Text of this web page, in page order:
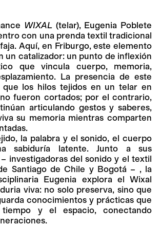
WIXAL (telar), Eugenia Poblete
con una prenda textil tradicional
Aquí, en Friburgo, este elemento
un catalizador: un punto de inflexión
que vincula cuerpo, memoria,
La presencia de este
los hilos tejidos en un telar en
fueron cortados; por el contrario,
articulando gestos y saberes,
su memoria mientras comparten
la palabra y el sonido, el cuerpo
sabiduría latente. Junto a sus
investigadoras del sonido y el textil
Santiago de Chile y Bogotá – , la
Eugenia explora el Wixal
viva: no solo preserva, sino que
conocimientos y prácticas que
y el espacio, conectando